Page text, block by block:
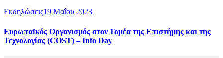
Εκδηλώσεις19 Μαΐου 2023
Ευρωπαϊκός Οργανισμός στον Τομέα της Επιστήμης και της
Τεχνολογίας (COST) – Info Day